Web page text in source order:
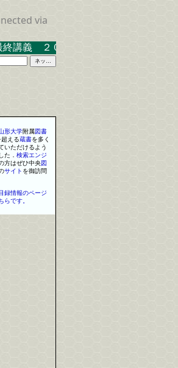
via
講義 ２０２３．３．１７ 米沢キャン
形大学附属図書
超える蔵書を多く
いただけるよう
た ． 検索エンジ
方はぜひ中央図
サイト を御訪問
録情報のページ
らです。